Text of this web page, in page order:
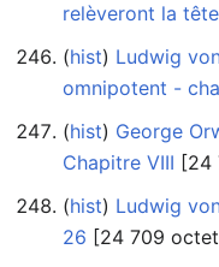
relèveront la
(hist) ‎ Ludwig
omnipotent -
(hist) ‎ George
Chapitre VIII ‎[24
(hist) ‎ Ludwig
26 ‎[24 709